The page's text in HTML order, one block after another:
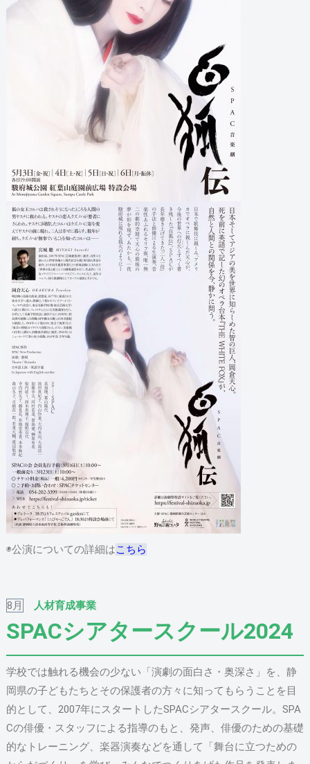
◉公演についての詳細はこちら
8月 人材育成事業
SPACシアタースクール2024
学校では触れる機会の少ない「演劇の面白さ・奥深さ」を、静
岡県の子どもたちとその保護者の方々に知ってもらうことを目
的として、2007年にスタートしたSPACシアタースクール。SPA
Cの俳優・スタッフによる指導のもと、発声、俳優のための基礎
的なトレーニング、楽器演奏などを通して「舞台に立つための